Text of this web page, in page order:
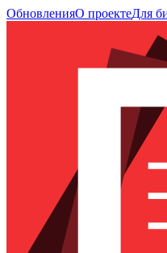
ОбновленияО проектеДля